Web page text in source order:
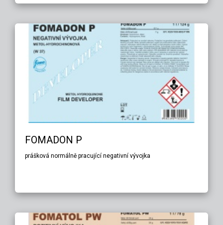
FOMADON P
prášková normálně pracující negativní vývojka